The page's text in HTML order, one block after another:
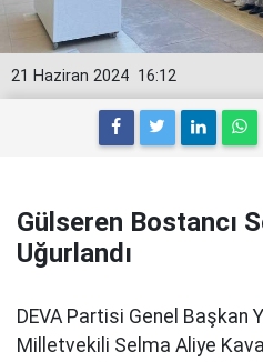
16:12
21 Haziran 2024
Gülseren Bostancı
Uğurlandı
DEVA Partisi Genel Başkan
Milletvekili Selma Aliye